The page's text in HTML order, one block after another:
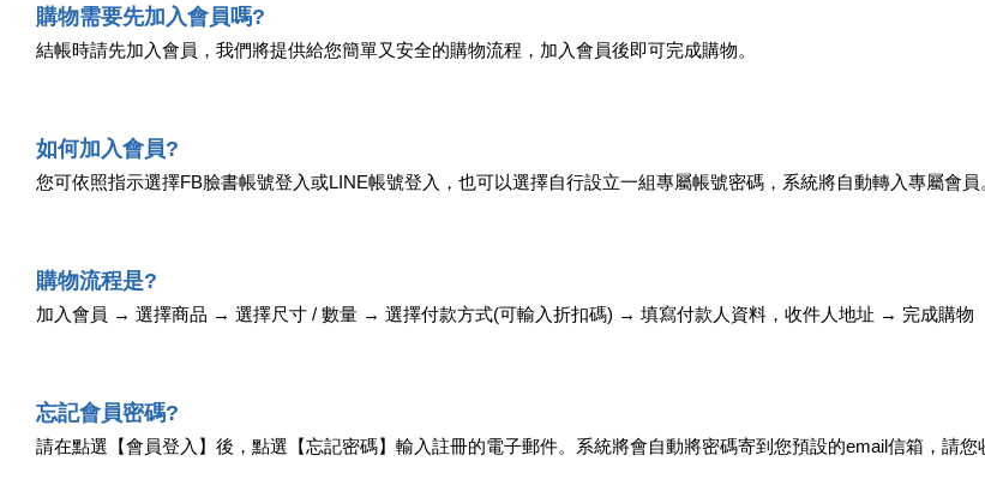
購物需要先加入會員嗎?
結帳時請先加入會員，我們將提供給您簡單又安全的購物流程，加入會員後即可完成購物。
如何加入會員?
您可依照指示選擇FB臉書帳號登入或LINE帳號登入，也可以選擇自行設立一組專屬帳號密碼，系統將自動轉入專屬會員
購物流程是?
加入會員 → 選擇商品 → 選擇尺寸 / 數量 → 選擇付款方式(可輸入折扣碼) → 填寫付款人資料 ， 收件人地址 → 完成購物
忘記會員密碼?
請在點選【會員登入】後，點選【忘記密碼】輸入註冊的電子郵件。系統將會自動將密碼寄到您預設的email信箱，請您